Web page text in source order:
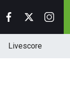
Livescore